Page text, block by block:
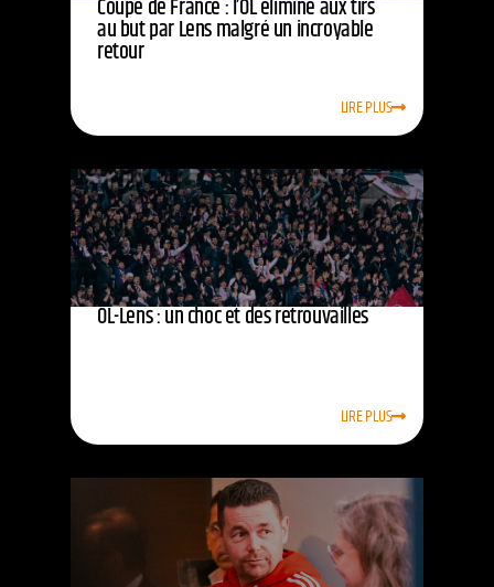
Coupe de France : l’OL éliminé aux tirs
au but par Lens malgré un incroyable
retour
LIRE PLUS
OL-Lens : un choc et des retrouvailles
LIRE PLUS